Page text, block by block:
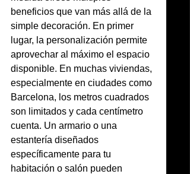
beneficios que van más allá de la
simple decoración. En primer
lugar, la personalización permite
aprovechar al máximo el espacio
disponible. En muchas viviendas,
especialmente en ciudades como
Barcelona, los metros cuadrados
son limitados y cada centímetro
cuenta. Un armario o una
estantería diseñados
específicamente para tu
habitación o salón pueden